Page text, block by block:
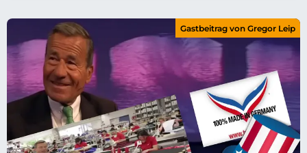
Gastbeitrag von Gregor Leip